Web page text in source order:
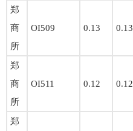
郑
商
所
OI509 0.13 0.13
郑
商
所
OI511 0.12 0.12
郑